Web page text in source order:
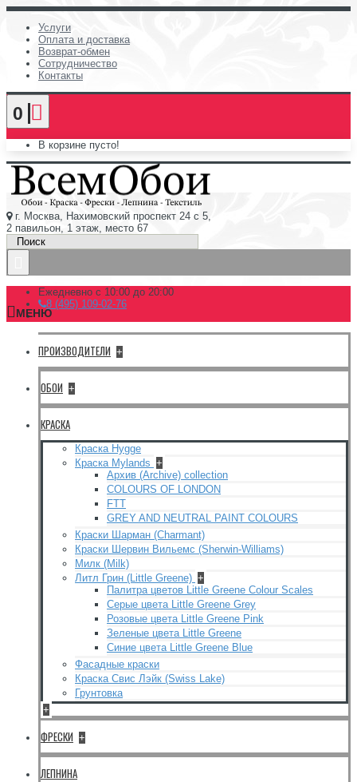
Услуги
Оплата и доставка
Возврат-обмен
Сотрудничество
Контакты
0
В корзине пусто!
г. Москва, Нахимовский проспект 24 с 5,
2 павильон, 1 этаж, место 67
Ежедневно с 10:00 до 20:00
8 (495) 109-02-76
МЕНЮ
ПРОИЗВОДИТЕЛИ +
ОБОИ +
КРАСКА
Краска Hygge
Краска Mylands +
Архив (Archive) collection
COLOURS OF LONDON
FTT
GREY AND NEUTRAL PAINT COLOURS
Краски Шарман (Charmant)
Краски Шервин Вильемс (Sherwin-Williams)
Милк (Milk)
Литл Грин (Little Greene) +
Палитра цветов Little Greene Colour Scales
Серые цвета Little Greene Grey
Розовые цвета Little Greene Pink
Зеленые цвета Little Greene
Синие цвета Little Greene Blue
Фасадные краски
Краска Свис Лэйк (Swiss Lake)
Грунтовка
+
ФРЕСКИ +
ЛЕПНИНА